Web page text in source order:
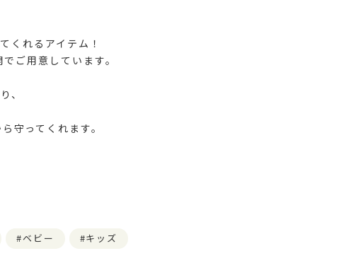
くれるアイテム！
ご用意しています。
、
守ってくれます。
ベビー キッズ